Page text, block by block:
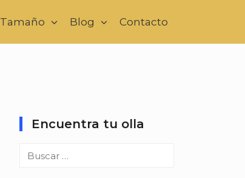
Tamaño Blog Contacto
Encuentra tu olla
Buscar: